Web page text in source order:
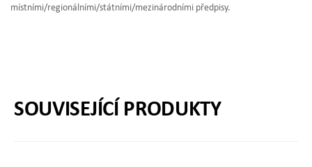
místními/regionálními/státními/mezinárodními předpisy.
SOUVISEJÍCÍ PRODUKTY